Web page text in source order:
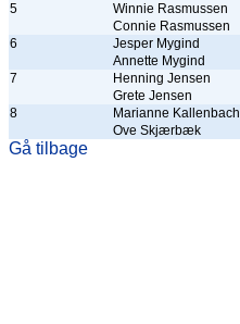
5
Winnie Rasmussen
Connie Rasmussen
6
Jesper Mygind
Annette Mygind
7
Henning Jensen
Grete Jensen
8
Marianne Kallenbach
Ove Skjærbæk
Gå tilbage